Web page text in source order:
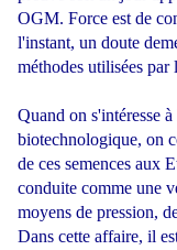
OGM. Force est de
l'instant, un doute
méthodes utilisées par
Quand on s'intéresse
biotechnologique, on
de ces semences aux
conduite comme une
moyens de pression,
Dans cette affaire, il